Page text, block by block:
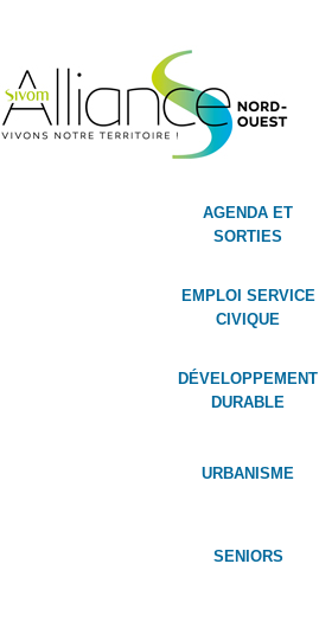
AGENDA ET
SORTIES
EMPLOI SERVICE
CIVIQUE
DÉVELOPPEMENT
DURABLE
URBANISME
SENIORS